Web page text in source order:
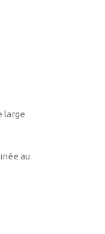
large
au